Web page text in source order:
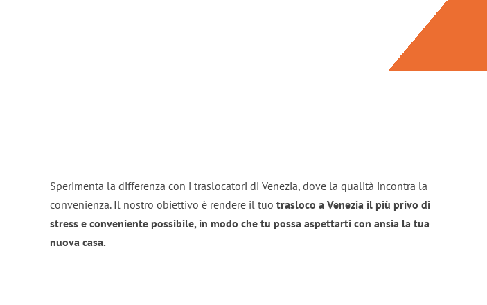
Sperimenta la differenza con i traslocatori di Venezia, dove la qualità incontra la
convenienza. Il nostro obiettivo è rendere il tuo trasloco a Venezia il più privo di
stress e conveniente possibile, in modo che tu possa aspettarti con ansia la tua
nuova casa.